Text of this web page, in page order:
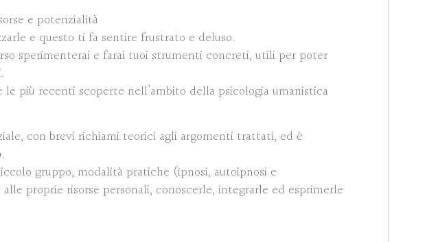
e potenzialità
e questo ti fa sentire frustrato e deluso.
sperimenterai e farai tuoi strumenti concreti, utili per poter
più recenti scoperte nell’ambito della psicologia umanistica
con brevi richiami teorici agli argomenti trattati, ed è
.
gruppo, modalità pratiche (ipnosi, autoipnosi e
proprie risorse personali, conoscerle, integrarle ed esprimerle